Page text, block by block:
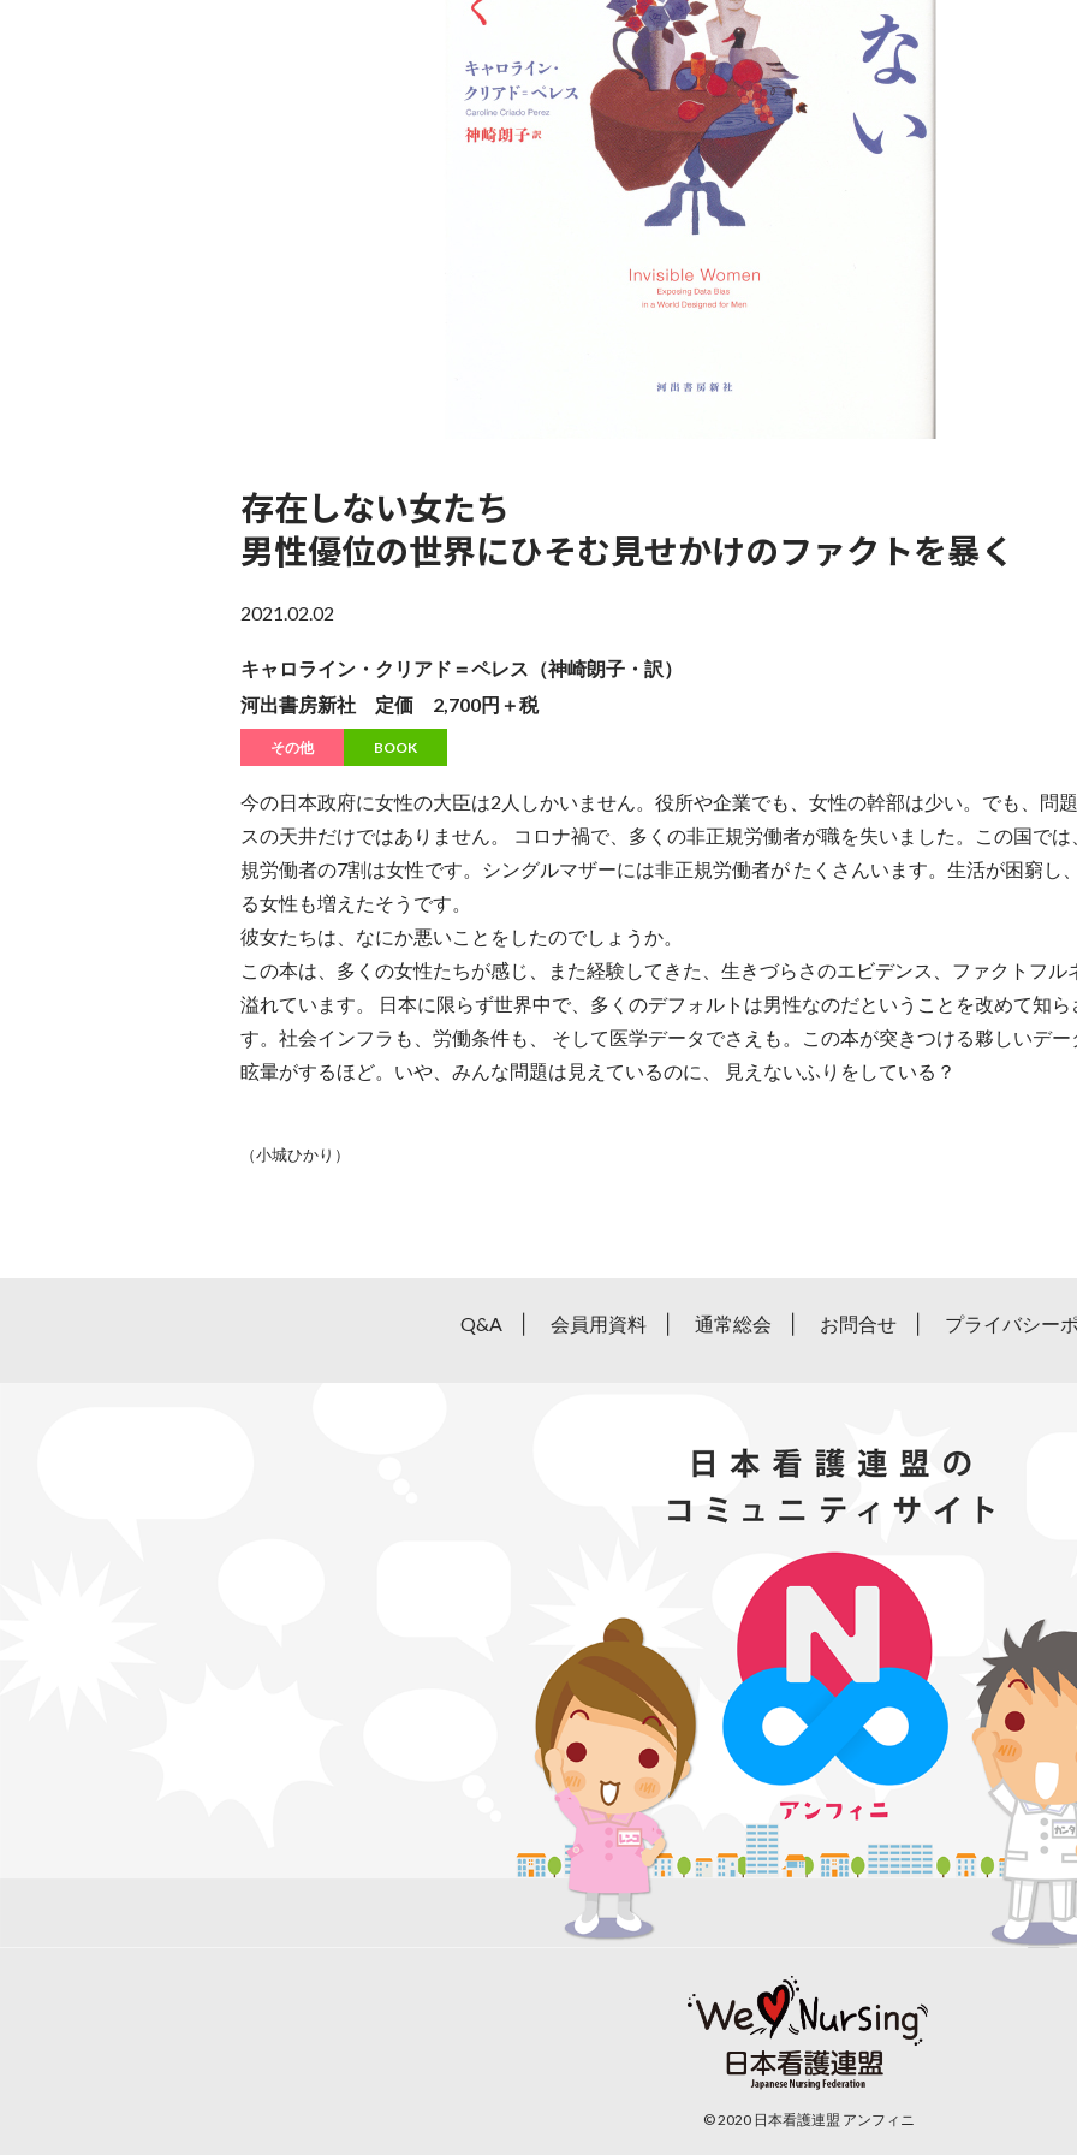
存在しない女たち
男性優位の世界にひそむ見せかけのファクトを暴く
2021.02.02
キャロライン・クリアド＝ペレス（神崎朗子・訳）
河出書房新社 定価 2,700円＋税
その他 BOOK
今の日本政府に女性の大臣は2人しかいません。役所や企業でも、女性の幹部は少い。でも、問
スの天井だけではありません。 コロナ禍で、多くの非正規労働者が職を失いました。この国では
規労働者の7割は女性です。シングルマザーには非正規労働者が たくさんいます。生活が困窮し
る女性も増えたそうです。
彼女たちは、なにか悪いことをしたのでしょうか。
この本は、多くの女性たちが感じ、また経験してきた、生きづらさのエビデンス、ファクトフル
溢れています。 日本に限らず世界中で、多くのデフォルトは男性なのだということを改めて知ら
す。社会インフラも、労働条件も、 そして医学データでさえも。この本が突きつける夥しいデー
眩暈がするほど。いや、みんな問題は見えているのに、 見えないふりをしている？
（小城ひかり）
Q&A 会員用資料 通常総会 お問合せ プライバシー
© 2020 日本看護連盟 アンフィニ